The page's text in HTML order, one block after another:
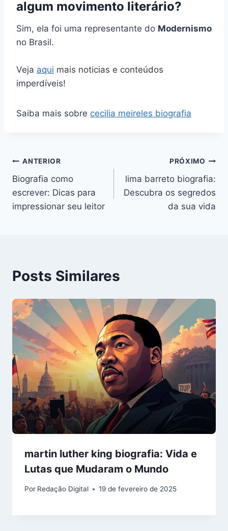
algum movimento literário?
Sim, ela foi uma representante do Modernismo
no Brasil.
Veja aqui mais noticias e conteúdos
imperdíveis!
Saiba mais sobre cecilia meireles biografia
Navegação
de
Post
ANTERIOR
Biografia como
escrever: Dicas para
impressionar seu leitor
PRÓXIMO
lima barreto biografia:
Descubra os segredos
da sua vida
Posts Similares
martin luther king biografia: Vida e
Lutas que Mudaram o Mundo
Por Redação Digital 19 de fevereiro de 2025